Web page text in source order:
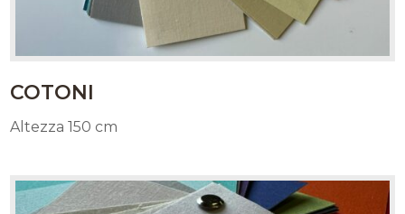
COTONI
Altezza 150 cm